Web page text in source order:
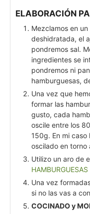
ELABORACIÓN
Mezclamos en
deshidratada, el
pondremos sal.
ingredientes se
pondremos ni
hamburguesas,
Una vez que
formar las
gusto, cada
oscile entre los
150g. En mi
oscilado en torno
Utilizo un aro de
HAMBURGUESAS
Una vez
si no las vas a
COCINADO y